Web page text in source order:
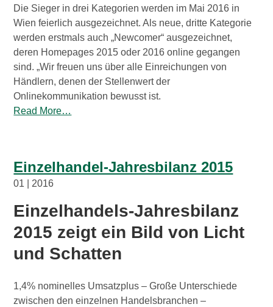
Die Sieger in drei Kategorien werden im Mai 2016 in
Wien feierlich ausgezeichnet. Als neue, dritte Kategorie
werden erstmals auch „Newcomer“ ausgezeichnet,
deren Homepages 2015 oder 2016 online gegangen
sind. „Wir freuen uns über alle Einreichungen von
Händlern, denen der Stellenwert der
Onlinekommunikation bewusst ist.
Read More…
Einzelhandel-Jahresbilanz 2015
01 | 2016
Einzelhandels-Jahresbilanz
2015 zeigt ein Bild von Licht
und Schatten
1,4% nominelles Umsatzplus – Große Unterschiede
zwischen den einzelnen Handelsbranchen –